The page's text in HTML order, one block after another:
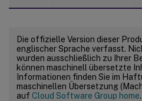
Die offizielle Version dieser
englischer Sprache verfasst.
wurden ausschließlich zu Ihrer
können maschinell übersetzte
Informationen finden Sie im
maschinellen Übersetzung
auf Cloud Software Group home.